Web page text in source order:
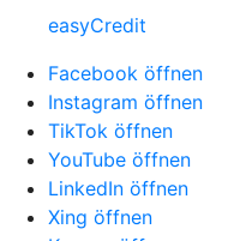
easyCredit
Facebook öffnen
Instagram öffnen
TikTok öffnen
YouTube öffnen
LinkedIn öffnen
Xing öffnen